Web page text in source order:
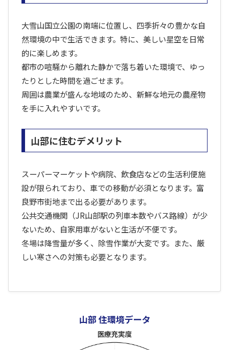
大雪山国立公園の南端に位置し、四季折々の豊かな自
然環境の中で生活できます。特に、美しい星空を日常
的に楽しめます。
都市の喧騒から離れた静かで落ち着いた環境で、ゆっ
たりとした時間を過ごせます。
周囲は農業が盛んな地域のため、新鮮な地元の農産物
を手に入れやすいです。
山部に住むデメリット
スーパーマーケットや病院、飲食店などの生活利便施
設が限られており、車での移動が必須となります。富
良野市街地まで出る必要があります。
公共交通機関（JR山部駅の列車本数やバス路線）が少
ないため、自家用車がないと生活が不便です。
冬場は降雪量が多く、除雪作業が大変です。また、厳
しい寒さへの対策も必要となります。